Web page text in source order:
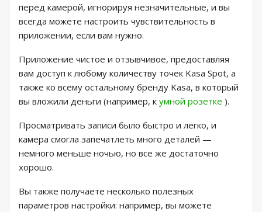
перед камерой, игнорируя незначительные, и вы
всегда можете настроить чувствительность в
приложении, если вам нужно.
Приложение чистое и отзывчивое, предоставляя
вам доступ к любому количеству точек Kasa Spot, а
также ко всему остальному бренду Kasa, в который
вы вложили деньги (например, к умной розетке ).
Просматривать записи было быстро и легко, и
камера смогла запечатлеть много деталей —
немного меньше ночью, но все же достаточно
хорошо.
Вы также получаете несколько полезных
параметров настройки: например, вы можете